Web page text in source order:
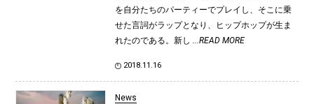
を自分たちのパーティーでプレイし、そこに乗
せた言詞がラップとなり、ヒップホップが生ま
れたのである。新し
...READ MORE
2018.11.16
News